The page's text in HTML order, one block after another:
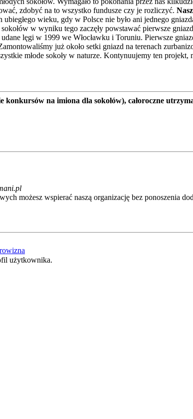
zdobyć na to wszystko fundusze czy je rozliczyć.
wieku, gdy w Polsce nie było ani jednego
w wyniku tego zaczęły powstawać pierwsze
lęgi w 1999 we Włocławku i Toruniu. Pierwsze
już około setki gniazd na terenach
młode sokoły w naturze. Kontynuujemy ten
konkursów na imiona dla sokołów), całoroczne
możesz wspierać naszą organizację bez ponoszenia
użytkownika.